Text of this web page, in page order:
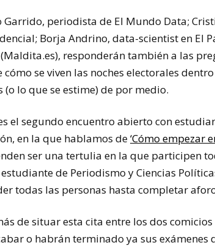
Garrido, periodista de El Mundo Data;
Borja Andrino, data-scientist en El
responderán también a las
cómo se viven las noches electorales
(o lo que se estime) de por medio.
el segundo encuentro abierto con
en la que hablamos de‘Cómo empezar
ser una tertulia en la que participen
estudiante de Periodismo y Ciencias
todas las personas hasta completar
de situar esta cita entre los dos
o habrán terminado ya sus